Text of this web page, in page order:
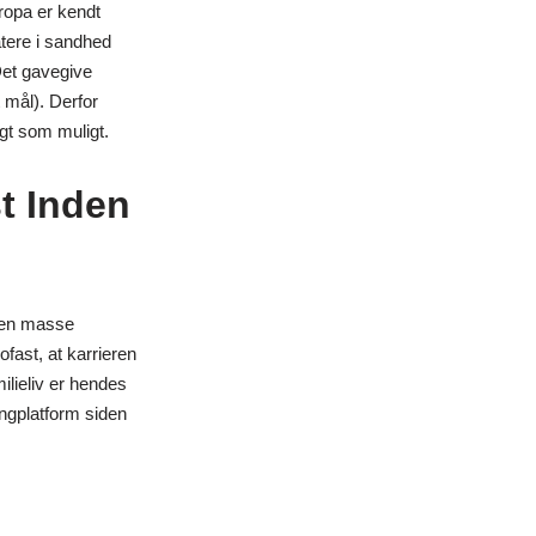
er kendt
i sandhed
gavegive
mål). Derfor
som muligt.
Inden
masse
at karrieren
er hendes
siden